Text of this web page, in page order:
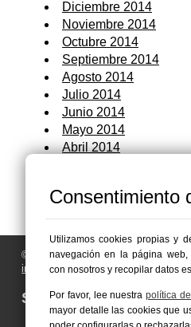
Diciembre 2014
Noviembre 2014
Octubre 2014
Septiembre 2014
Agosto 2014
Julio 2014
Junio 2014
Mayo 2014
Abril 2014
Enero 2014
© 2006 - 2026 Portal de Abanilla
info@portaldeabanilla.es
Síguenos en:
Consentimiento
Utilizamos cookies propias y
navegación en la página web,
con nosotros y recopilar datos
Por favor, lee nuestrapolítica
mayor detalle las cookies que